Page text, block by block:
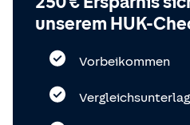
unserem HUK-
Vorbeikommen